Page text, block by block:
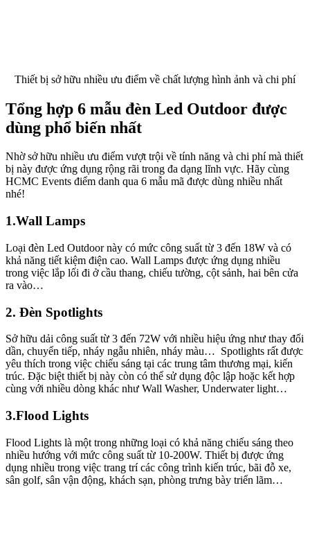
Thiết bị sở hữu nhiều ưu điểm về chất lượng hình ảnh và chi phí
Tổng hợp 6 mẫu đèn Led Outdoor được
dùng phổ biến nhất
Nhờ sở hữu nhiều ưu điểm vượt trội về tính năng và chi phí mà thiết
bị này được ứng dụng rộng rãi trong đa dạng lĩnh vực. Hãy cùng
HCMC Events điểm danh qua 6 mẫu mã được dùng nhiều nhất
nhé!
1.Wall Lamps
Loại đèn Led Outdoor này có mức công suất từ 3 đến 18W và có
khả năng tiết kiệm điện cao. Wall Lamps được ứng dụng nhiều
trong việc lắp lối đi ở cầu thang, chiếu tường, cột sảnh, hai bên cửa
ra vào…
2. Đèn Spotlights
Sở hữu dải công suất từ 3 đến 72W với nhiều hiệu ứng như thay đổi
dần, chuyển tiếp, nháy ngẫu nhiên, nháy màu… Spotlights rất được
yêu thích trong việc chiếu sáng tại các trung tâm thương mại, kiến
trúc. Đặc biệt thiết bị này còn có thể sử dụng độc lập hoặc kết hợp
cùng với nhiều dòng khác như Wall Washer, Underwater light…
3.Flood Lights
Flood Lights là một trong những loại có khả năng chiếu sáng theo
nhiều hướng với mức công suất từ 10-200W. Thiết bị được ứng
dụng nhiều trong việc trang trí các công trình kiến trúc, bãi đỗ xe,
sân golf, sân vận động, khách sạn, phòng trưng bày triển lãm…